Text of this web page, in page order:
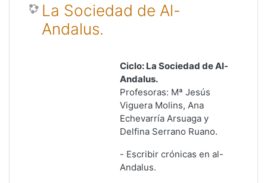
La Sociedad de Al-
Andalus.
Ciclo: La Sociedad de Al-
Andalus.
Profesoras: Mª Jesús
Viguera Molins, Ana
Echevarría Arsuaga y
Delfina Serrano Ruano.
- Escribir crónicas en al-
Andalus.